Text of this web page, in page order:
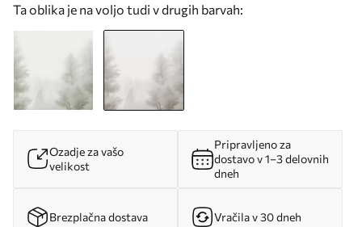
Ta oblika je na voljo tudi v drugih barvah:
Ozadje za vašo
velikost
Pripravljeno za
dostavo v 1–3 delovnih
dneh
Brezplačna dostava Vračila v 30 dneh